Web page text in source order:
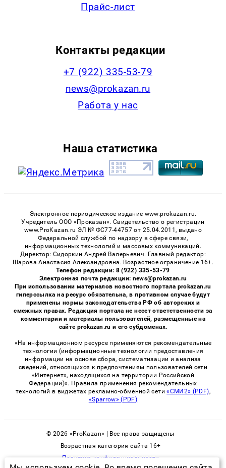
Прайс-лист
Контакты редакции
+7 (922) 335-53-79
news@prokazan.ru
Работа у нас
Наша статистика
Электронное периодическое издание www.prokazan.ru.
Учредитель ООО «Проказан». Cвидетельство о регистрации
www.ProKazan.ru ЭЛ № ФС77-44757 от 25.04.2011, выдано
Федеральной службой по надзору в сфере связи,
информационных технологий и массовых коммуникаций.
Директор: Сидоркин Андрей Валерьевич. Главный редактор:
Шарова Анастасия Александровна. Возрастное ограничение 16+.
Телефон редакции: 8 (922) 335-53-79
Электронная почта редакции: news@prokazan.ru
При использовании материалов новостного портала prokazan.ru
гиперссылка на ресурс обязательна, в противном случае будут
применены нормы законодательства РФ об авторских и
смежных правах. Редакция портала не несет ответственности за
комментарии и материалы пользователей, размещенные на
сайте prokazan.ru и его субдоменах.
«На информационном ресурсе применяются рекомендательные
технологии (информационные технологии предоставления
информации на основе сбора, систематизации и анализа
сведений, относящихся к предпочтениям пользователей сети
«Интернет», находящихся на территории Российской
Федерации)». Правила применения рекомендательных
технологий в виджетах рекламно-обменной сети«СМИ2» (PDF),
«Sparrow» (PDF)
© 2026 «ProKazan» | Все права защищены
Возрастная категория сайта 16+
Политика конфиденциальности